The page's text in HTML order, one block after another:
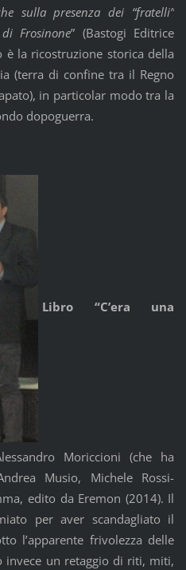
sulla presenza dei “fratelli”
Frosinone” (Bastogi Editrice
è la ricostruzione storica della
(terra di confine tra il Regno
in particolar modo tra la
dopoguerra.
Libro “C’era una
Moriccioni (che ha
Musio, Michele Rossi-
edito da Eremon (2014). Il
per aver scandagliato il
l’apparente frivolezza delle
invece un retaggio di riti, miti,